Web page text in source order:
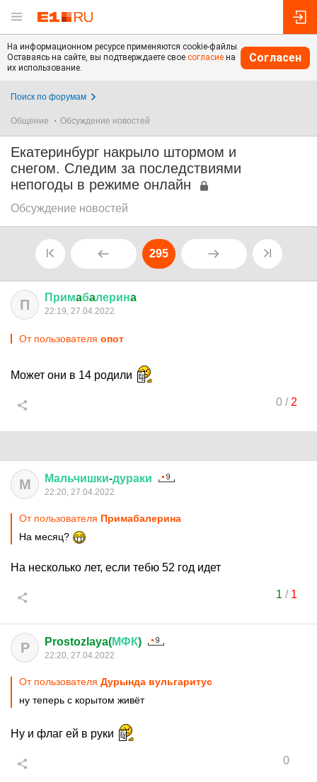
На информационном ресурсе применяются cookie-файлы.
Оставаясь на сайте, вы подтверждаете свое согласие на
их использование.
Согласен
Поиск по форумам
Общение Обсуждение новостей
Екатеринбург накрыло штормом и
снегом. Следим за последствиями
непогоды в режиме онлайн
Обсуждение новостей
295
П Примaбaлеринa
22:19, 27.04.2022
От пользователя опот
Может они в 14 родили
0/ 2
М Мальчишки-дураки
22:20, 27.04.2022
От пользователя Примaбaлеринa
На месяц?
На несколько лет, если тебю 52 год идет
1 / 1
P Prostozlaya(МФК)
22:20, 27.04.2022
От пользователя Дурында вульгаритус
ну теперь с корытом живёт
Ну и флаг ей в руки
0